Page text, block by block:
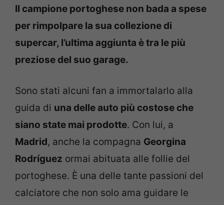
Il campione portoghese non bada a spese
per rimpolpare la sua collezione di
supercar, l’ultima aggiunta è tra le più
preziose del suo garage.
Sono stati alcuni fan a immortalarlo alla
guida di una delle auto più costose che
siano state mai prodotte. Con lui, a
Madrid, anche la compagna Georgina
Rodríguez ormai abituata alle follie del
portoghese. È una delle tante passioni del
calciatore che non solo ama guidare le